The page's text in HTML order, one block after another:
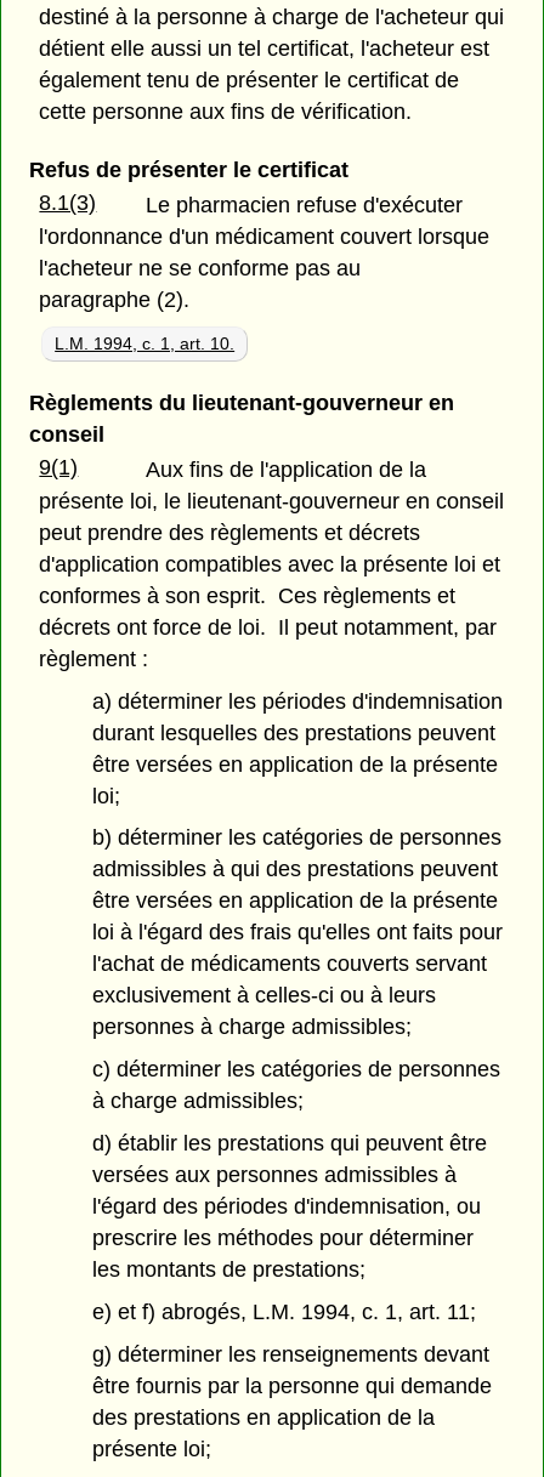
destiné à la personne à charge de l'acheteur qui
détient elle aussi un tel certificat, l'acheteur est
également tenu de présenter le certificat de
cette personne aux fins de vérification.
Refus de présenter le certificat
8.1(3)
Le pharmacien refuse d'exécuter
l'ordonnance d'un médicament couvert lorsque
l'acheteur ne se conforme pas au
paragraphe (2).
L.M. 1994, c. 1, art. 10.
Règlements du lieutenant-gouverneur en
conseil
9(1)
Aux fins de l'application de la
présente loi, le lieutenant-gouverneur en conseil
peut prendre des règlements et décrets
d'application compatibles avec la présente loi et
conformes à son esprit. Ces règlements et
décrets ont force de loi. Il peut notamment, par
règlement :
a) déterminer les périodes d'indemnisation
durant lesquelles des prestations peuvent
être versées en application de la présente
loi;
b) déterminer les catégories de personnes
admissibles à qui des prestations peuvent
être versées en application de la présente
loi à l'égard des frais qu'elles ont faits pour
l'achat de médicaments couverts servant
exclusivement à celles-ci ou à leurs
personnes à charge admissibles;
c) déterminer les catégories de personnes
à charge admissibles;
d) établir les prestations qui peuvent être
versées aux personnes admissibles à
l'égard des périodes d'indemnisation, ou
prescrire les méthodes pour déterminer
les montants de prestations;
e) et f) abrogés, L.M. 1994, c. 1, art. 11;
g) déterminer les renseignements devant
être fournis par la personne qui demande
des prestations en application de la
présente loi;